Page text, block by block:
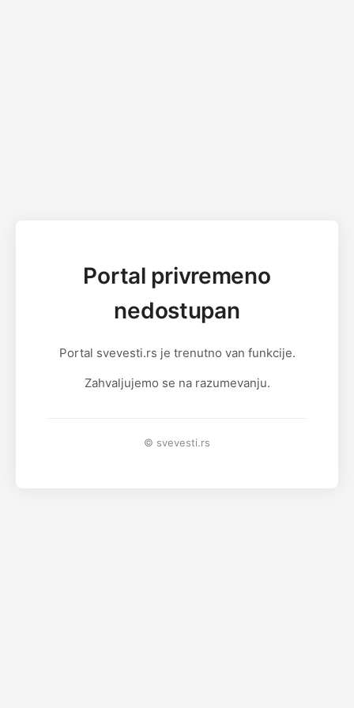
Portal privremeno
nedostupan
Portal svevesti.rs je trenutno van funkcije.
Zahvaljujemo se na razumevanju.
© svevesti.rs